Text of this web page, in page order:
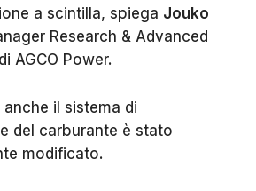
a scintilla, spiega Jouko
Research & Advanced
AGCO Power.
il sistema di
del carburante è stato
modificato.